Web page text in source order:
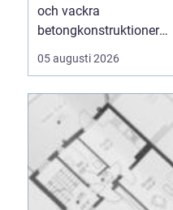
och vackra
betongkonstruktioner
handlar inte bara om rätt
betongrecept eller bra
resultatet avgörs av
formen.gjutformar för
betong ...
05 augusti 2026